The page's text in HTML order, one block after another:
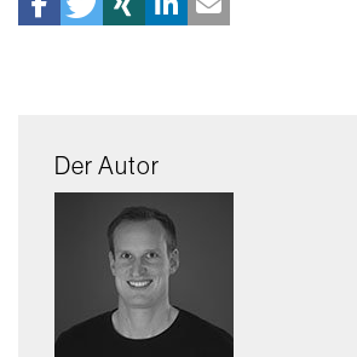
Der Autor